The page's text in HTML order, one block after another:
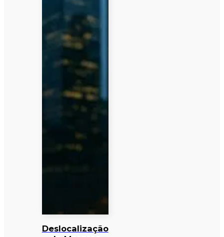
Deslocalização